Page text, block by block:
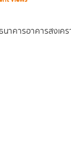
คารอาคารสงเค